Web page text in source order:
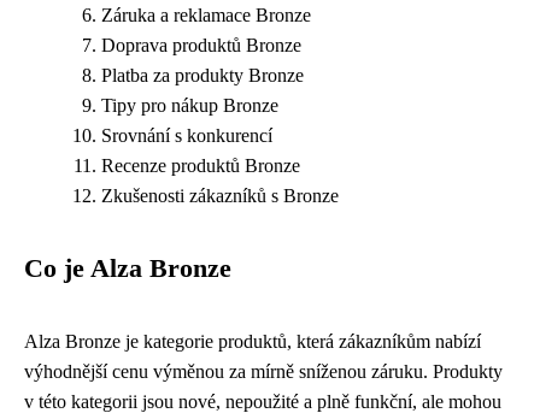
Záruka a reklamace Bronze
Doprava produktů Bronze
Platba za produkty Bronze
Tipy pro nákup Bronze
Srovnání s konkurencí
Recenze produktů Bronze
Zkušenosti zákazníků s Bronze
Co je Alza Bronze
Alza Bronze je kategorie produktů, která zákazníkům nabízí
výhodnější cenu výměnou za mírně sníženou záruku. Produkty
v této kategorii jsou nové, nepoužité a plně funkční, ale mohou